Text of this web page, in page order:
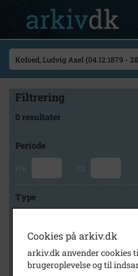
Filtrering
0 resultater
Periode
Fra Til
Type
Arkiv
Historisk Arkiv Dragør
Cookies på arkiv.dk
arkiv.dk anvender cookies
brugeroplevelse og til